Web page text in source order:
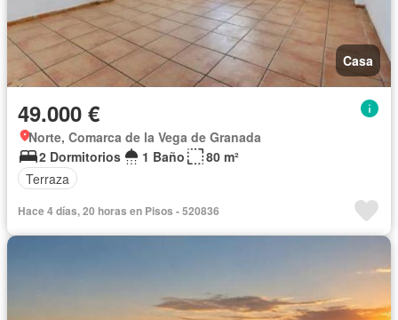
Casa
49.000 €
Norte, Comarca de la Vega de Granada
2 Dormitorios
1 Baño
80 m²
Terraza
Hace 4 días, 20 horas en Pisos - 520836